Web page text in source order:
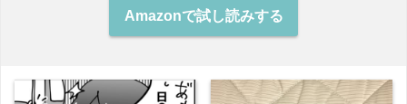
Amazonで試し読みする